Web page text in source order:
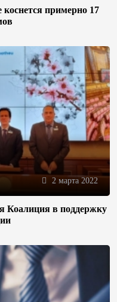
примерно 17
2 марта 2022
Коалиция в поддержку